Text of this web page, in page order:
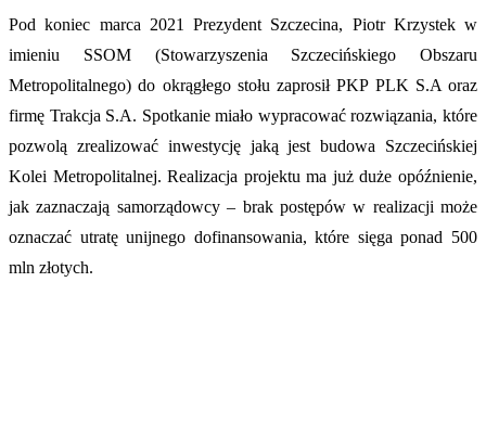
Pod koniec marca 2021 Prezydent Szczecina, Piotr Krzystek w
imieniu SSOM (Stowarzyszenia Szczecińskiego Obszaru
Metropolitalnego) do okrągłego stołu zaprosił PKP PLK S.A oraz
firmę Trakcja S.A. Spotkanie miało wypracować rozwiązania, które
pozwolą zrealizować inwestycję jaką jest budowa Szczecińskiej
Kolei Metropolitalnej. Realizacja projektu ma już duże opóźnienie,
jak zaznaczają samorządowcy – brak postępów w realizacji może
oznaczać utratę unijnego dofinansowania, które sięga ponad 500
mln złotych.